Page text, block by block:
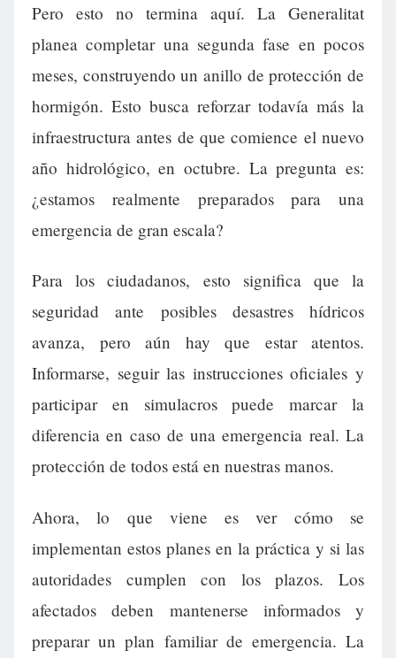
Pero esto no termina aquí. La Generalitat
planea completar una segunda fase en pocos
meses, construyendo un anillo de protección de
hormigón. Esto busca reforzar todavía más la
infraestructura antes de que comience el nuevo
año hidrológico, en octubre. La pregunta es:
¿estamos realmente preparados para una
emergencia de gran escala?
Para los ciudadanos, esto significa que la
seguridad ante posibles desastres hídricos
avanza, pero aún hay que estar atentos.
Informarse, seguir las instrucciones oficiales y
participar en simulacros puede marcar la
diferencia en caso de una emergencia real. La
protección de todos está en nuestras manos.
Ahora, lo que viene es ver cómo se
implementan estos planes en la práctica y si las
autoridades cumplen con los plazos. Los
afectados deben mantenerse informados y
preparar un plan familiar de emergencia. La